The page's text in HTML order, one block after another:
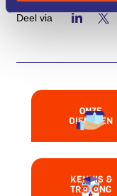
Deel via
ONZE
DIENSTEN
KENNIS &
TRAINING